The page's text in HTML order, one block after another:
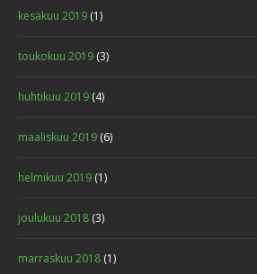
kesäkuu 2019 (1)
toukokuu 2019 (3)
huhtikuu 2019 (4)
maaliskuu 2019 (6)
helmikuu 2019 (1)
joulukuu 2018 (3)
marraskuu 2018 (1)